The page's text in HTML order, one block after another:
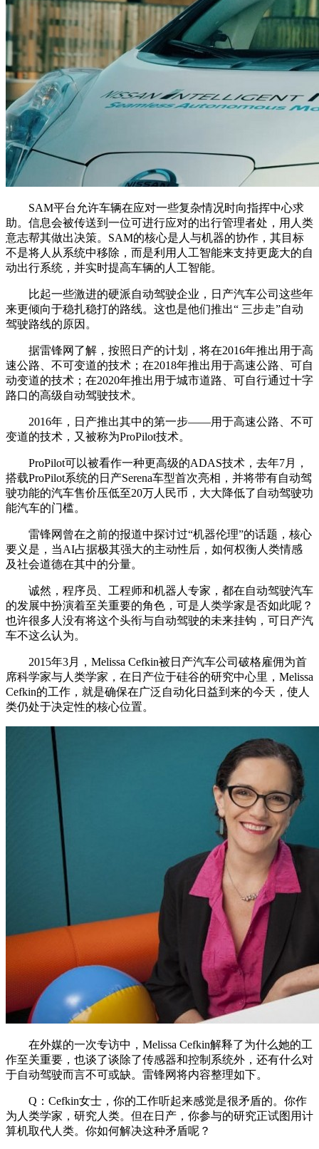
SAM平台允许车辆在应对一些复杂情况时向指挥中心求
助。信息会被传送到一位可进行应对的出行管理者处，用人类
意志帮其做出决策。SAM的核心是人与机器的协作，其目标
不是将人从系统中移除，而是利用人工智能来支持更庞大的自
动出行系统，并实时提高车辆的人工智能。
比起一些激进的硬派自动驾驶企业，日产汽车公司这些年
来更倾向于稳扎稳打的路线。这也是他们推出“ 三步走”自动
驾驶路线的原因。
据雷锋网了解，按照日产的计划，将在2016年推出用于高
速公路、不可变道的技术；在2018年推出用于高速公路、可自
动变道的技术；在2020年推出用于城市道路、可自行通过十字
路口的高级自动驾驶技术。
2016年，日产推出其中的第一步——用于高速公路、不可
变道的技术，又被称为ProPilot技术。
ProPilot可以被看作一种更高级的ADAS技术，去年7月，
搭载ProPilot系统的日产Serena车型首次亮相，并将带有自动驾
驶功能的汽车售价压低至20万人民币，大大降低了自动驾驶功
能汽车的门槛。
雷锋网曾在之前的报道中探讨过“机器伦理”的话题，核心
要义是，当AI占据极其强大的主动性后，如何权衡人类情感
及社会道德在其中的分量。
诚然，程序员、工程师和机器人专家，都在自动驾驶汽车
的发展中扮演着至关重要的角色，可是人类学家是否如此呢？
也许很多人没有将这个头衔与自动驾驶的未来挂钩，可日产汽
车不这么认为。
2015年3月，Melissa Cefkin被日产汽车公司破格雇佣为首
席科学家与人类学家，在日产位于硅谷的研究中心里，Melissa
Cefkin的工作，就是确保在广泛自动化日益到来的今天，使人
类仍处于决定性的核心位置。
在外媒的一次专访中，Melissa Cefkin解释了为什么她的工
作至关重要，也谈了谈除了传感器和控制系统外，还有什么对
于自动驾驶而言不可或缺。雷锋网将内容整理如下。
Q：Cefkin女士，你的工作听起来感觉是很矛盾的。你作
为人类学家，研究人类。但在日产，你参与的研究正试图用计
算机取代人类。你如何解决这种矛盾呢？